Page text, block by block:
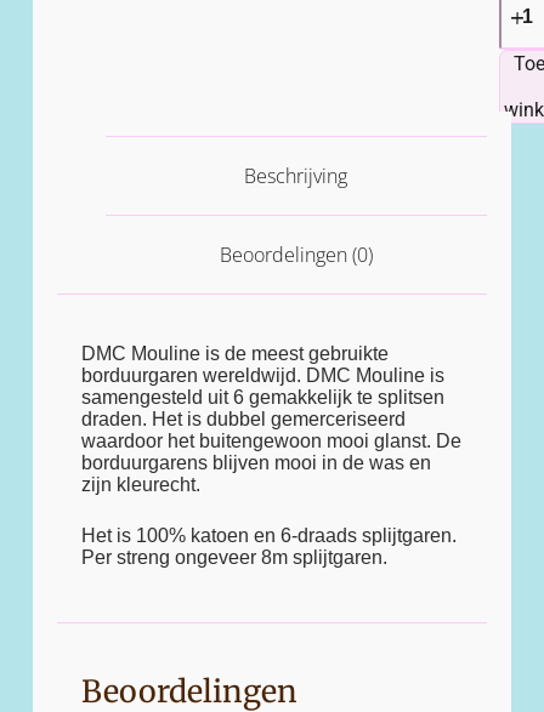
Beschrijving
Beoordelingen (0)
DMC Mouline is de meest gebruikte
borduurgaren wereldwijd. DMC Mouline is
samengesteld uit 6 gemakkelijk te splitsen
draden. Het is dubbel gemerceriseerd
waardoor het buitengewoon mooi glanst. De
borduurgarens blijven mooi in de was en
zijn kleurecht.
Het is 100% katoen en 6-draads splijtgaren.
Per streng ongeveer 8m splijtgaren.
Beoordelingen